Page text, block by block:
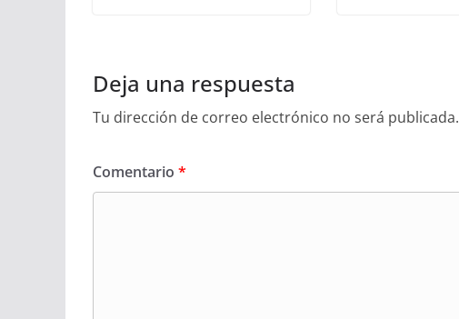
Deja una respuesta
Tu dirección de correo electrónico no será publicada.
Comentario *